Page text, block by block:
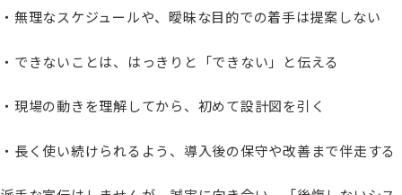
・無理なスケジュールや、曖昧な目的での着手は提案しない
・できないことは、はっきりと「できない」と伝える
・現場の動きを理解してから、初めて設計図を引く
・長く使い続けられるよう、導入後の保守や改善まで伴走する